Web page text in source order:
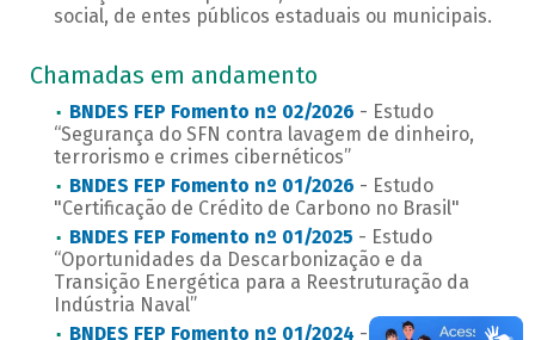
social, de entes públicos estaduais ou municipais.
Chamadas em andamento
BNDES FEP Fomento nº 02/2026 - Estudo
“Segurança do SFN contra lavagem de dinheiro,
terrorismo e crimes cibernéticos”
BNDES FEP Fomento nº 01/2026 - Estudo
"Certificação de Crédito de Carbono no Brasil"
BNDES FEP Fomento nº 01/2025 - Estudo
“Oportunidades da Descarbonização e da
Transição Energética para a Reestruturação da
Indústria Naval”
BNDES FEP Fomento nº 01/2024 - Projeto do